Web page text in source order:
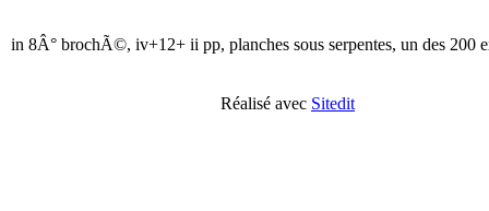
in 8Â° brochÃ©, iv+12+ ii pp, planches sous serpentes, un des 200
Réalisé avec Sitedit